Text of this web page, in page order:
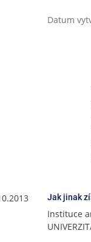
Datum
Jak jinak
Instituce